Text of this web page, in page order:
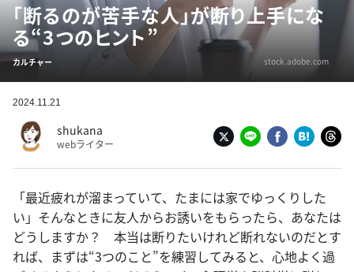
「断るのが苦手な人」が断り上手にな
る“3つのヒント”
カルチャー stock.adobe.com
2024.11.21
shukana
webライター
「最近疲れが溜まっていて、たまには家でゆっくりした
い」そんなときに友人からお誘いをもらったら、あなたは
どうしますか？ 本当は断りたいけれど断れないのだとす
れば、まずは“3つのこと”を練習してみると、心地よく過